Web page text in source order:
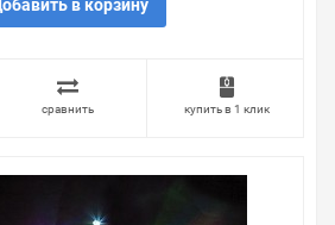
в корзину
сравнить купить в 1 клик